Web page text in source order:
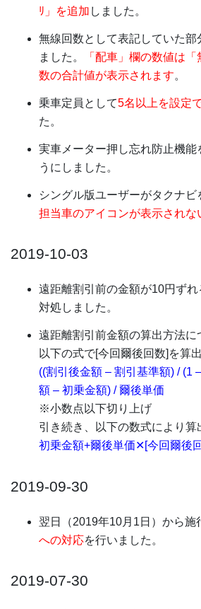
ﾘ」を追加 しました。
無線回数として表記していた部
ました。
「配車」欄の数値は
数の合計値が表示されます。
乗車定員として5名以上を設定
た。
実車メーター押し忘れ防止機能
うにしました。
シングル版ユーザーがタクナビ
担当車のアイコンが表示されな
2019-10-03
遠距離割引前の金額が10円ず
対処しました。
遠距離割引前金額の算出方法に
以下の式で[今回爾後回数]を算
((割引後金額 – 割引基準額) / (1
額 – 初乗金額) / 爾後単価
※小数点以下切り上げ
引き続き、以下の数式により算
初乗金額+爾後単価✕[今回爾後
2019-09-30
翌日（2019年10月1日）から施
への対応を行いました。
2019-07-30